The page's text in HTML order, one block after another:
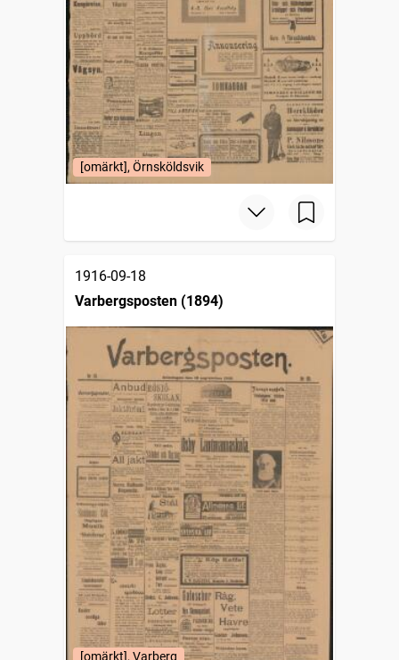
[omärkt], Örnsköldsvik
1916-09-18
Varbergsposten (1894)
[omärkt], Varberg